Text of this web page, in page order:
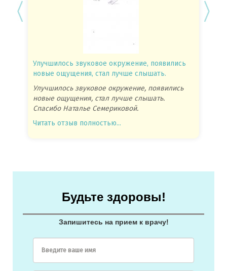
Улучшилось звуковое окружение, появились
новые ощущения, стал лучше слышать.
Улучшилось звуковое окружение, появились
новые ощущения, стал лучше слышать.
Спасибо Наталье Семериковой.
Читать отзыв полностью...
Будьте здоровы!
Запишитесь на прием к врачу!
Введите ваше имя